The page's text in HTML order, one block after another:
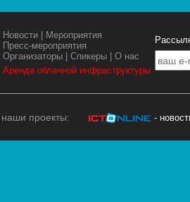
Новости
Мероприятия
Пресс-мероприятия
Организаторы |Спикеры |О нас
Аренда облачной инфраструктуры
наши проекты: -